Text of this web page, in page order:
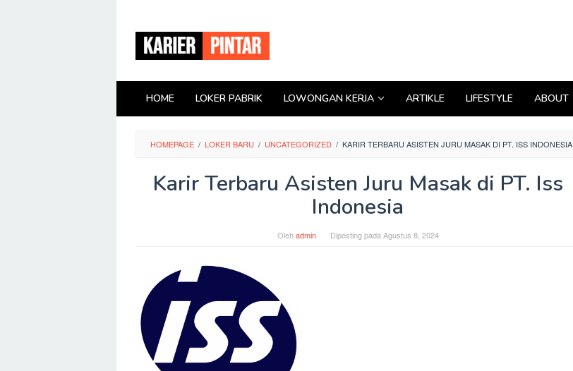
konten
HOME LOKER PABRIK LOWONGAN KERJA ARTIKLE LIFESTYLE ABOUT
HOMEPAGE / LOKER BARU / UNCATEGORIZED / KARIR TERBARU ASISTEN JURU MASAK DI PT. ISS INDONESIA
Karir Terbaru Asisten Juru Masak di PT. Iss
Indonesia
Olehadmin Diposting pada Agustus 8, 2024